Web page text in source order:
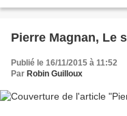
Pierre Magnan, Le
Publié le 16/11/2015 à 11:52
Par Robin Guilloux